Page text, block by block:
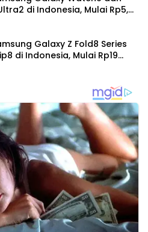
di Indonesia, Mulai Rp5,9
Galaxy Z Fold8 Series
di Indonesia, Mulai Rp19